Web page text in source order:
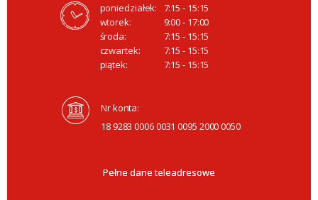
poniedziałek:
7:15 - 15:15
wtorek:
9:00 - 17:00
środa:
7:15 - 15:15
czwartek:
7:15 - 15:15
piątek:
7:15 - 15:15
Nr konta:
18 9283 0006 0031 0095 2000 0050
Pełne dane teleadresowe